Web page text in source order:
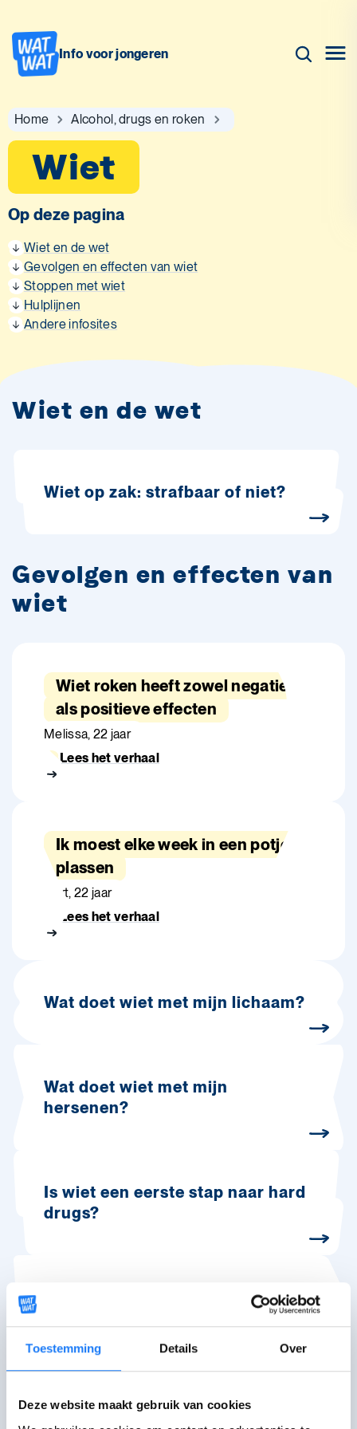
Toestemming Details Over
Deze website maakt gebruik van cookies
Info voor jongeren
Home Alcohol, drugs en roken
Wiet
Op deze pagina
Wiet en de wet
Gevolgen en effecten van wiet
Stoppen met wiet
Hulplijnen
Andere infosites
Wiet en de wet
Wiet op zak: strafbaar of niet?
Gevolgen en effecten van
wiet
Wiet roken heeft zowel negatieve
als positieve effecten
Melissa, 22 jaar
Lees het verhaal
Ik moest elke week in een potje
plassen
Bert, 22 jaar
Lees het verhaal
Wat doet wiet met mijn lichaam?
Wat doet wiet met mijn
hersenen?
Is wiet een eerste stap naar hard
drugs?
Stoppen met wiet